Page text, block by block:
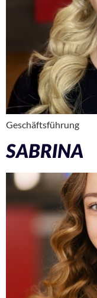
Geschäftsführung
SABRINA